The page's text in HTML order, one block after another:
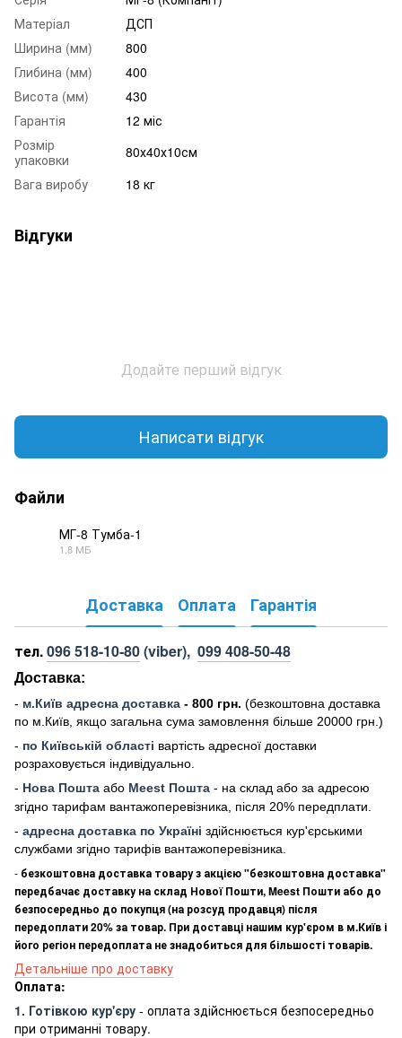
Матеріал
ДСП
Ширина (мм)
800
Глибина (мм)
400
Висота (мм)
430
Гарантія
12 міс
Розмір
упаковки
80х40х10см
Вага виробу
18 кг
Відгуки
Додайте перший відгук
Написати відгук
Файли
МГ-8 Тумба-1
1.8 МБ
Доставка Оплата Гарантія
тел.096 518-10-80(viber), 099 408-50-48
Доставка:
- м.Київ адресна доставка - 800 грн. (безкоштовна доставка
по м.Київ, якщо загальна сума замовлення більше 20000 грн .)
- по Київській області вартість адресної доставки
розраховується індивідуально.
- Нова Пошта або Meest Пошта - на склад або за адресою
згідно тарифам вантажоперевізника, після 20% передплати.
- адресна доставка по Україні здійснюється кур'єрськими
службами згідно тарифів вантажоперевізника.
- безкоштовна доставка товару з акцією "безкоштовна доставка"
передбачає доставку на склад Нової Пошти, Meest Пошти або до
безпосередньо до покупця (на розсуд продавця) після
передоплати 20% за товар. При доставці нашим кур'єром в м.Київ і
його регіон передоплата не знадобиться для більшості товарів.
Детальніше про доставку
Оплата:
1. Готівкою кур'єру - оплата здійснюється безпосередньо
при отриманні товару.